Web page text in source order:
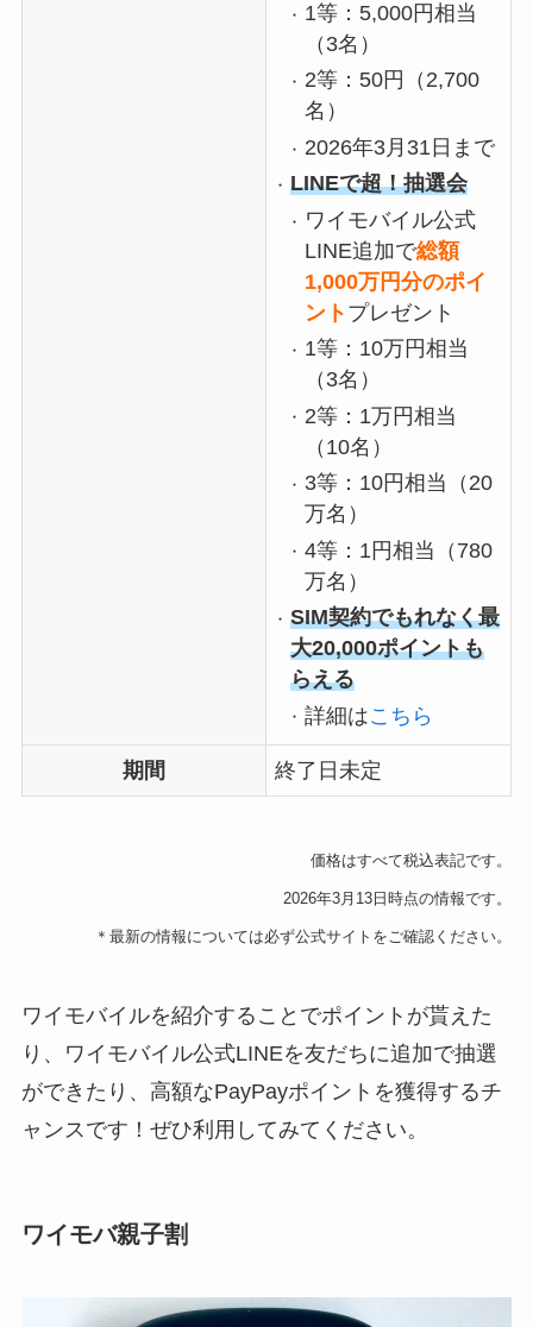
1等：5,000円相当
（3名）
2等：50円（2,700
名）
2026年3月31日まで
LINEで超！抽選会
ワイモバイル公式
LINE追加で総額
1,000万円分のポイ
ント プレゼント
1等：10万円相当
（3名）
2等：1万円相当
（10名）
3等：10円相当（20
万名）
4等：1円相当（780
万名）
SIM契約でもれなく最
大20,000ポイントも
らえる
詳細はこちら
期間 終了日未定
価格はすべて税込表記です。
2026年3月13日時点の情報です。
＊最新の情報については必ず公式サイトをご確認ください。
ワイモバイルを紹介することでポイントが貰えた
り、ワイモバイル公式LINEを友だちに追加で抽選
ができたり、高額なPayPayポイントを獲得するチ
ャンスです！ぜひ利用してみてください。
ワイモバ親子割